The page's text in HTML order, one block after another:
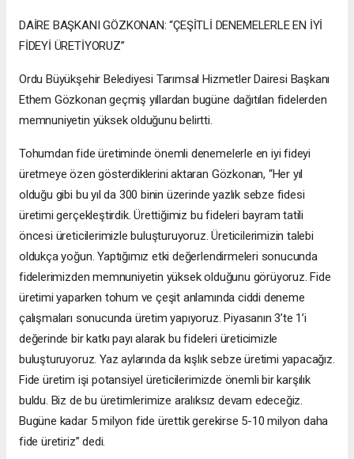
DAİRE BAŞKANI GÖZKONAN: “ÇEŞİTLİ DENEMELERLE EN İYİ
FİDEYİ ÜRETİYORUZ”
Ordu Büyükşehir Belediyesi Tarımsal Hizmetler Dairesi Başkanı
Ethem Gözkonan geçmiş yıllardan bugüne dağıtılan fidelerden
memnuniyetin yüksek olduğunu belirtti.
Tohumdan fide üretiminde önemli denemelerle en iyi fideyi
üretmeye özen gösterdiklerini aktaran Gözkonan, “Her yıl
olduğu gibi bu yıl da 300 binin üzerinde yazlık sebze fidesi
üretimi gerçekleştirdik. Ürettiğimiz bu fideleri bayram tatili
öncesi üreticilerimizle buluşturuyoruz. Üreticilerimizin talebi
oldukça yoğun. Yaptığımız etki değerlendirmeleri sonucunda
fidelerimizden memnuniyetin yüksek olduğunu görüyoruz. Fide
üretimi yaparken tohum ve çeşit anlamında ciddi deneme
çalışmaları sonucunda üretim yapıyoruz. Piyasanın 3’te 1’i
değerinde bir katkı payı alarak bu fideleri üreticimizle
buluşturuyoruz. Yaz aylarında da kışlık sebze üretimi yapacağız.
Fide üretim işi potansiyel üreticilerimizde önemli bir karşılık
buldu. Biz de bu üretimlerimize aralıksız devam edeceğiz.
Bugüne kadar 5 milyon fide ürettik gerekirse 5-10 milyon daha
fide üretiriz” dedi.